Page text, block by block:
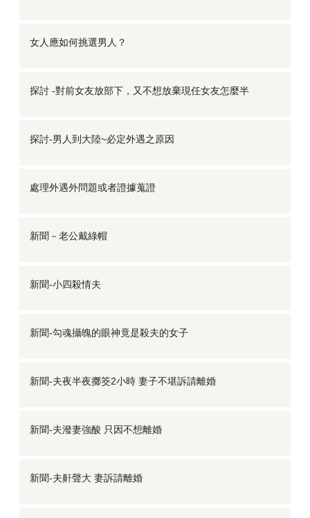
女人應如何挑選男人？
探討 -對前女友放部下，又不想放棄現任女友怎麼半
探討-男人到大陸~必定外遇之原因
處理外遇外問題或者證據蒐證
新聞－老公戴綠帽
新聞-小四殺情夫
新聞-勾魂攝魄的眼神竟是殺夫的女子
新聞-夫夜半夜擲筊2小時 妻子不堪訴請離婚
新聞-夫潑妻強酸 只因不想離婚
新聞-夫鼾聲大 妻訴請離婚